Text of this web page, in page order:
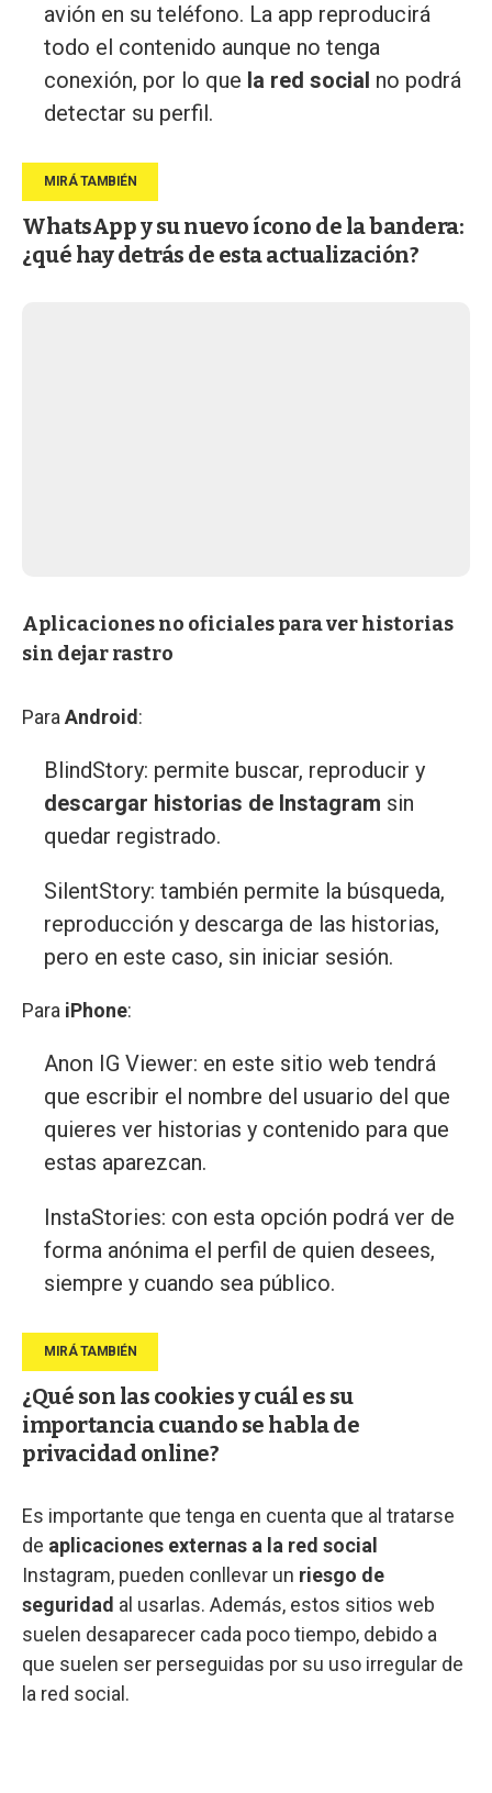
avión en su teléfono. La app reproducirá
todo el contenido aunque no tenga
conexión, por lo que la red social no podrá
detectar su perfil.
WhatsApp y su nuevo ícono de la bandera:
¿qué hay detrás de esta actualización?
Aplicaciones no oficiales para ver historias
sin dejar rastro
Para Android :
BlindStory: permite buscar, reproducir y
descargar historias de Instagram sin
quedar registrado.
SilentStory: también permite la búsqueda,
reproducción y descarga de las historias,
pero en este caso, sin iniciar sesión.
Para iPhone:
Anon IG Viewer: en este sitio web tendrá
que escribir el nombre del usuario del que
quieres ver historias y contenido para que
estas aparezcan.
InstaStories: con esta opción podrá ver de
forma anónima el perfil de quien desees,
siempre y cuando sea público.
¿Qué son las cookies y cuál es su
importancia cuando se habla de
privacidad online?
Es importante que tenga en cuenta que al tratarse
de aplicaciones externas a la red social
Instagram, pueden conllevar un riesgo de
seguridad al usarlas. Además, estos sitios web
suelen desaparecer cada poco tiempo, debido a
que suelen ser perseguidas por su uso irregular de
la red social.